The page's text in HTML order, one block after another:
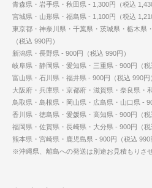
青森県・岩手県・秋田県 - 1,300円（税込
宮城県・山形県・福島県 - 1,100円（税込
東京都・神奈川県・千葉県・茨城県・栃木県
（税込 990円）
新潟県・長野県 - 900円（税込 990円）
岐阜県・静岡県・愛知県・三重県 - 900円（税
富山県・石川県・福井県 - 900円（税込 990円
大阪府・兵庫県・京都府・滋賀県・奈良県・
鳥取県・島根県・岡山県・広島県・山口県 -
香川県・徳島県・愛媛県・高知県 - 900円（税
福岡県・佐賀県・長崎県・大分県 - 900円（税
熊本県・宮崎県・鹿児島県 - 900円（税込 990
※沖縄県、離島への発送は別途お見積もりさ